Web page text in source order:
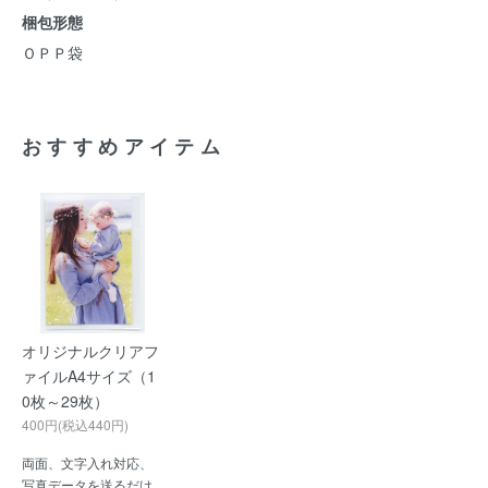
梱包形態
ＯＰＰ袋
おすすめアイテム
オリジナルクリアフ
ァイルA4サイズ（1
0枚～29枚）
400円(税込440円)
両面、文字入れ対応、